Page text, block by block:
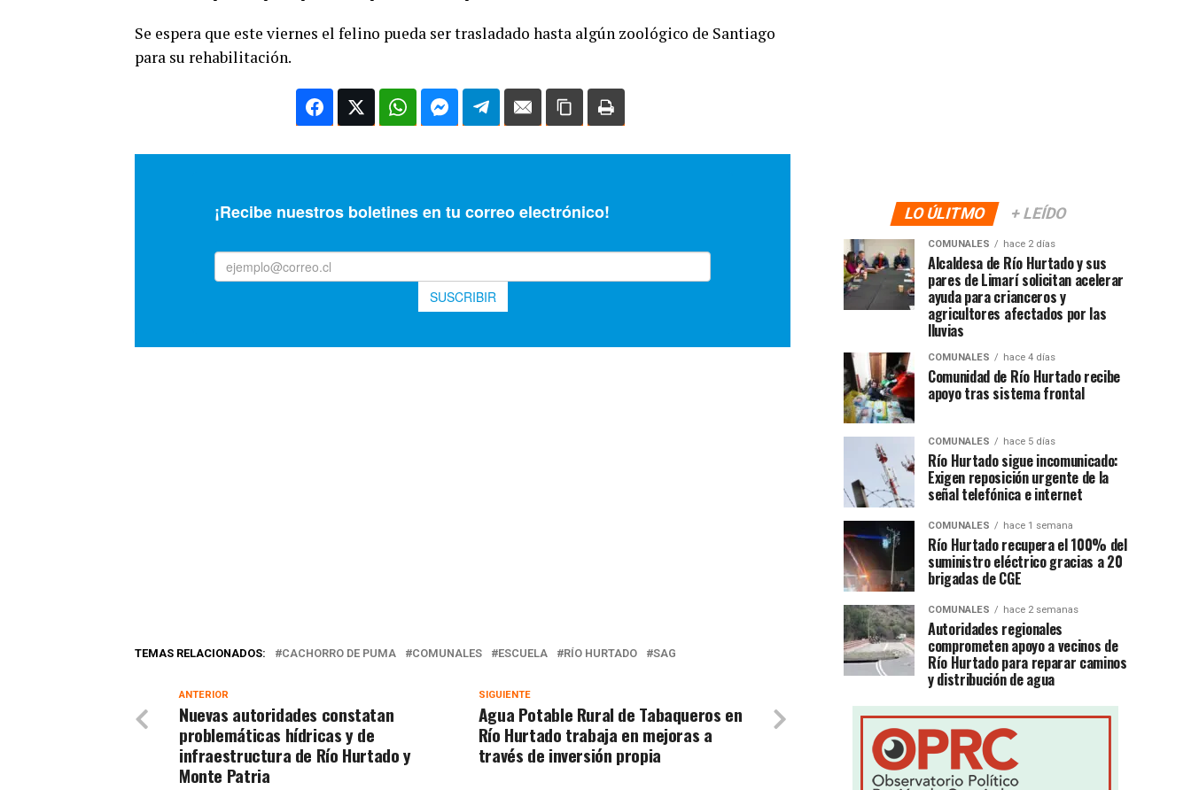
Se espera que este viernes el felino pueda ser trasladado hasta algún zoológico de Santiago
para su rehabilitación.
TEMAS RELACIONADOS: CACHORRO DE PUMA COMUNALES ESCUELA RÍO HURTADO SAG
SIGUIENTE
Agua Potable Rural de Tabaqueros en
Río Hurtado trabaja en mejoras a
través de inversión propia
ANTERIOR
Nuevas autoridades constatan
problemáticas hídricas y de
infraestructura de Río Hurtado y
Monte Patria
LO ÚLITMO + LEÍDO
COMUNALES hace 2 días
Alcaldesa de Río Hurtado y sus
pares de Limarí solicitan acelerar
ayuda para crianceros y
agricultores afectados por las
lluvias
COMUNALES hace 4 días
Comunidad de Río Hurtado recibe
apoyo tras sistema frontal
COMUNALES hace 5 días
Río Hurtado sigue incomunicado:
Exigen reposición urgente de la
señal telefónica e internet
COMUNALES hace 1 semana
Río Hurtado recupera el 100% del
suministro eléctrico gracias a 20
brigadas de CGE
COMUNALES hace 2 semanas
Autoridades regionales
comprometen apoyo a vecinos de
Río Hurtado para reparar caminos
y distribución de agua